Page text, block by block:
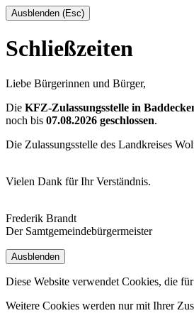
Ausblenden (Esc)
Schließzeiten
Liebe Bürgerinnen und Bürger,
Die KFZ-Zulassungsstelle in
noch bis 07.08.2026 geschlossen.
Die Zulassungsstelle des Landkreises
Vielen Dank für Ihr Verständnis.
Frederik Brandt
Der Samtgemeindebürgermeister
Ausblenden
Diese Website verwendet Cookies, die
Weitere Cookies werden nur mit Ihrer